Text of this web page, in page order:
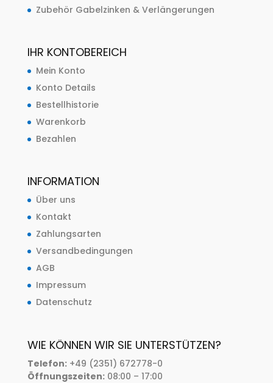
Zubehör Gabelzinken & Verlängerungen
IHR KONTOBEREICH
Mein Konto
Konto Details
Bestellhistorie
Warenkorb
Bezahlen
INFORMATION
Über uns
Kontakt
Zahlungsarten
Versandbedingungen
AGB
Impressum
Datenschutz
WIE KÖNNEN WIR SIE UNTERSTÜTZEN?
Telefon:+49 (2351) 672778-0
Öffnungszeiten:08:00 – 17:00